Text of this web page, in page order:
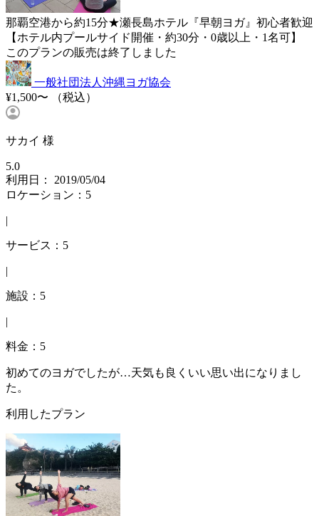
那覇空港から約15分★瀬長島ホテル『早朝ヨガ』初心者歓迎
【ホテル内プールサイド開催・約30分・0歳以上・1名可】
このプランの販売は終了しました
一般社団法人沖縄ヨガ協会
¥1,500〜
（税込）
サカイ 様
5.0
利用日： 2019/05/04
ロケーション：5
|
サービス：5
|
施設：5
|
料金：5
初めてのヨガでしたが…天気も良くいい思い出になりまし
た。
利用したプラン